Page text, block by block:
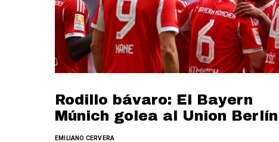
Rodillo bávaro: El Bayern
Múnich golea al Union Berlín
EMILIANO CERVERA